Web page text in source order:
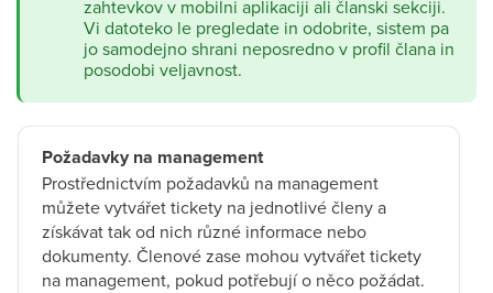
zahtevkov v mobilni aplikaciji ali članski sekciji.
Vi datoteko le pregledate in odobrite, sistem pa
jo samodejno shrani neposredno v profil člana in
posodobi veljavnost.
Požadavky na management
Prostřednictvím požadavků na management
můžete vytvářet tickety na jednotlivé členy a
získávat tak od nich různé informace nebo
dokumenty. Členové zase mohou vytvářet tickety
na management, pokud potřebují o něco požádat.